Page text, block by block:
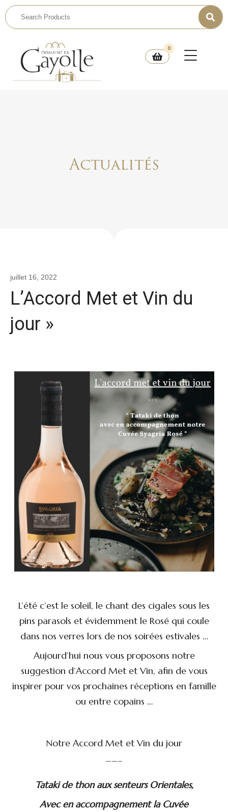
0
Actualités
juillet 16, 2022
L’Accord Met et Vin du
jour »
L’été c’est le soleil, le chant des cigales sous les
pins parasols et évidemment le Rosé qui coule
dans nos verres lors de nos soirées estivales …
Aujourd’hui nous vous proposons notre
suggestion d’Accord Met et Vin, afin de vous
inspirer pour vos prochaines réceptions en famille
ou entre copains …
Notre Accord Met et Vin du jour
——–
Tataki de thon aux senteurs Orientales,
Avec en accompagnement la Cuvée